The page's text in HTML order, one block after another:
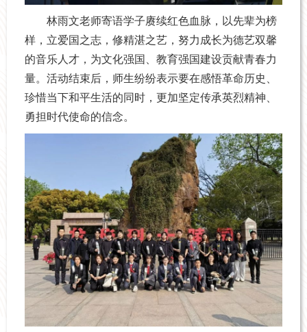
林雨文老师寄语学子赓续红色血脉，以先辈为榜
样，立爱国之志，修精湛之艺，努力成长为德艺双馨
的音乐人才，为文化强国、教育强国建设贡献青春力
量。活动结束后，师生纷纷表示要在感悟革命历史、
珍惜当下和平生活的同时，更加坚定传承英烈精神、
勇担时代使命的信念。